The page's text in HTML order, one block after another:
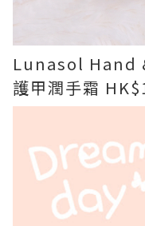
Lunasol Hand
護甲潤手霜